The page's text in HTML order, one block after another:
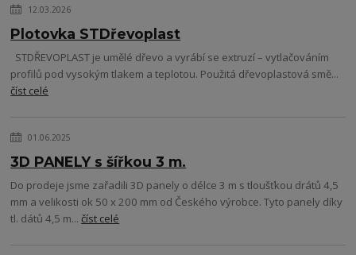
12.03.2026
Plotovka STDřevoplast
STDŘEVOPLAST je umělé dřevo a vyrábí se extruzí – vytlačováním
profilů pod vysokým tlakem a teplotou. Použitá dřevoplastová smě...
číst celé
01.06.2025
3D PANELY s šířkou 3 m.
Do prodeje jsme zařadili 3D panely o délce 3 m s tloušťkou drátů 4,5
mm a velikosti ok 50 x 200 mm od Českého výrobce. Tyto panely díky
tl. dátů 4,5 m...číst celé